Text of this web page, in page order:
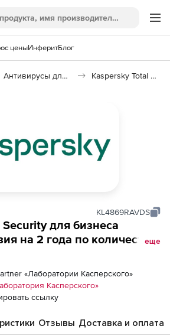
ценыИнферитБлог
Антивирусы для организаций Kaspersky Total Security для бизнеса
KL4869RAVDS
для бизнеса
на 2 года по количеству
еще
«Лаборатории Касперского»
Касперского»
ссылку
Отзывы Доставка и оплата